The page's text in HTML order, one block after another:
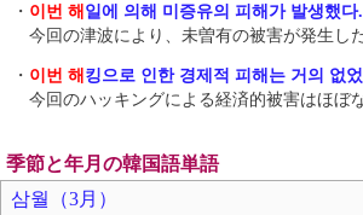
・ 이번 해 일에 의해 미증유의 피해가 발생했다.
今回の津波により、未曽有の被害が発生した
・ 이번 해 킹으로 인한 경제적 피해는 거의 없
今回のハッキングによる経済的被害はほぼ
季節と年月の韓国語単語
삼월（3月）